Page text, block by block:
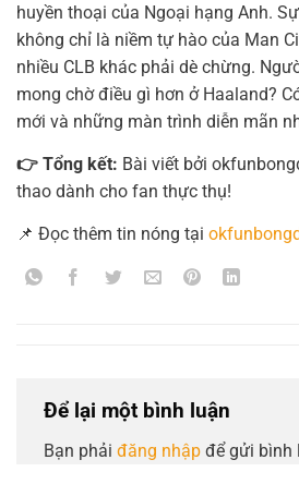
huyền thoại của Ngoại hạng Anh.
không chỉ là niềm tự hào của Man
nhiều CLB khác phải dè chừng.
mong chờ điều gì hơn ở Haaland?
mới và những màn trình diễn mãn
👉 Tổng kết: Bài viết bởi
thao dành cho fan thực thụ!
📌 Đọc thêm tin nóng tại
Để lại một bình luận
Bạn phải đăng nhập để gửi bình